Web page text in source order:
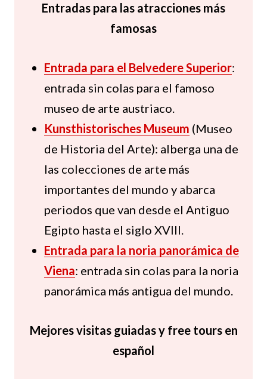
Entradas para las atracciones más
famosas
Entrada para el Belvedere Superior:
entrada sin colas para el famoso
museo de arte austriaco.
Kunsthistorisches Museum (Museo
de Historia del Arte): alberga una de
las colecciones de arte más
importantes del mundo y abarca
periodos que van desde el Antiguo
Egipto hasta el siglo XVIII.
Entrada para la noria panorámica de
Viena: entrada sin colas para la noria
panorámica más antigua del mundo.
Mejores visitas guiadas y free tours en
español